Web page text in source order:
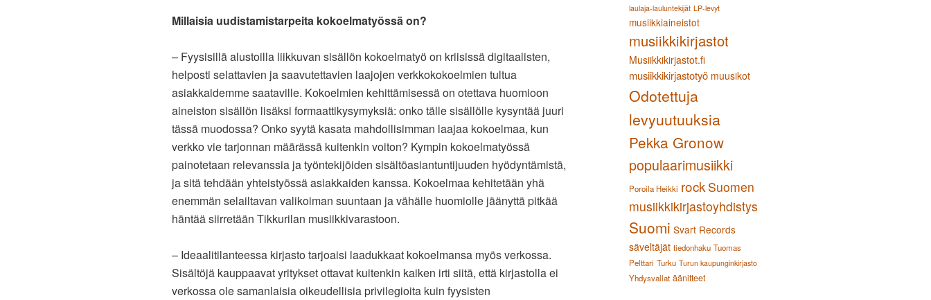
Millaisia uudistamistarpeita kokoelmatyössä on?
– Fyysisillä alustoilla liikkuvan sisällön kokoelmatyö on kriisissä digitaalisten,
helposti selattavien ja saavutettavien laajojen verkkokokoelmien tultua
asiakkaidemme saataville. Kokoelmien kehittämisessä on otettava huomioon
aineiston sisällön lisäksi formaattikysymyksiä: onko tälle sisällölle kysyntää juuri
tässä muodossa? Onko syytä kasata mahdollisimman laajaa kokoelmaa, kun
verkko vie tarjonnan määrässä kuitenkin voiton? Kympin kokoelmatyössä
painotetaan relevanssia ja työntekijöiden sisältöasiantuntijuuden hyödyntämistä,
ja sitä tehdään yhteistyössä asiakkaiden kanssa. Kokoelmaa kehitetään yhä
enemmän selailtavan valikoiman suuntaan ja vähälle huomiolle jäänyttä pitkää
häntää siirretään Tikkurilan musiikkivarastoon.
– Ideaalitilanteessa kirjasto tarjoaisi laadukkaat kokoelmansa myös verkossa.
Sisältöjä kauppaavat yritykset ottavat kuitenkin kaiken irti siitä, että kirjastolla ei
verkossa ole samanlaisia oikeudellisia privilegioita kuin fyysisten
laulaja-lauluntekijät LP-levyt
musiikkiaineistot
musiikkikirjastot
Musiikkikirjastot.fi
musiikkikirjastotyö muusikot
Odotettuja
levyuutuuksia
Pekka Gronow
populaarimusiikki
Poroila Heikki rock Suomen
musiikkikirjastoyhdistys
Suomi Svart Records
säveltäjät tiedonhaku Tuomas
Pelttari Turku Turun kaupunginkirjasto
Yhdysvallat äänitteet